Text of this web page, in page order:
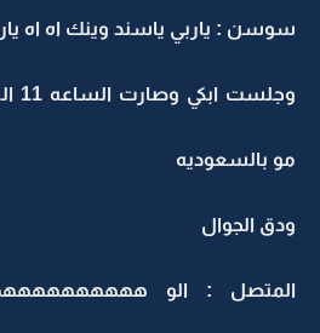
سوسن : ياربي ياسند وينك اه اه
مو بالسعوديه
ودق الجوال
المتصل : الو